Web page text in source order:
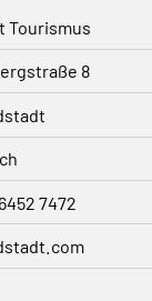
Tourismus
8
7472